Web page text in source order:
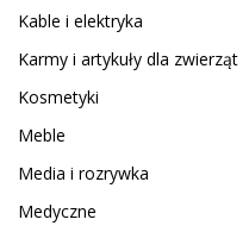
Kable i elektryka
Karmy i artykuły dla zwierząt
Kosmetyki
Meble
Media i rozrywka
Medyczne